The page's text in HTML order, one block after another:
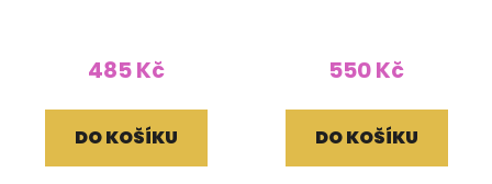
485 Kč
DO KOŠÍKU
550 Kč
DO KOŠÍKU